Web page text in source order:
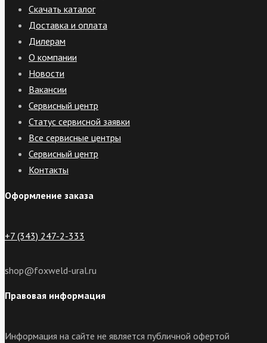
Скачать каталог
Доставка и оплата
Дилерам
О компании
Новости
Вакансии
Сервисный центр
Статус сервисной заявки
Все сервисные центры
Сервисный центр
Контакты
Оформление заказа
+7 (343) 247-2-333
shop@foxweld-ural.ru
Правовая информация
Информация на сайте не является публичной офертой